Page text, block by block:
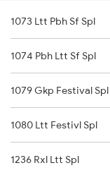
4162 Anvt Cnb Spl
4724 Kalindi Exp Spl
5037 Cpa Ksj Special
5038 Ksj Cpa Special
5039 Cpa Ksj Special
1073 Ltt Pbh Sf Spl
1074 Pbh Ltt Sf Spl
1079 Gkp Festival Spl
1080 Ltt Festivl Spl
1236 Rxl Ltt Spl